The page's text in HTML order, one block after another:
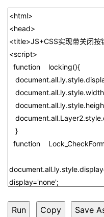
页
咨
讯
设
计
题
源
登录